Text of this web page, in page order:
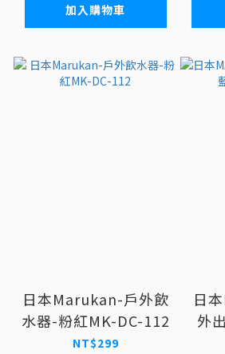
加入購物車
日本Marukan-戶外飲
水器-粉紅MK-DC-112
NT$299
日
外